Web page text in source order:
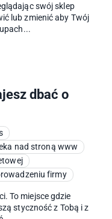
swój sklep
lub zmienić aby Twój
dbać o
nad stroną www
firmy
To miejsce gdzie
styczność z Tobą i z